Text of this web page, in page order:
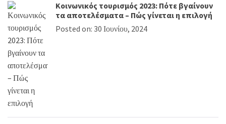
Κοινωνικός τουρισμός 2023: Πότε βγαίνουν
τα αποτελέσματα – Πώς γίνεται η επιλογή
Posted on: 30 Ιουνίου, 2024